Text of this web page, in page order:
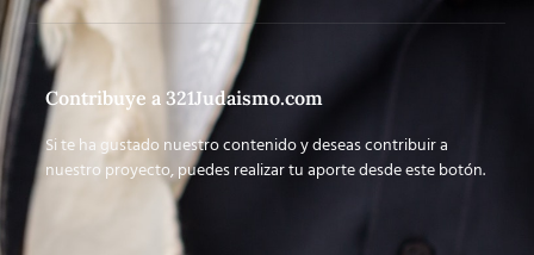
Contribuye a 321Judaismo.com
Si te ha gustado nuestro contenido y deseas contribuir a
nuestro proyecto, puedes realizar tu aporte desde este botón.